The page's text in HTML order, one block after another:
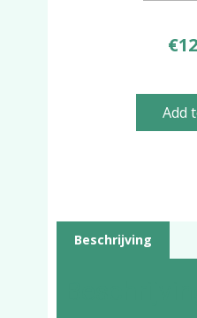
€
Add
Beschrijving